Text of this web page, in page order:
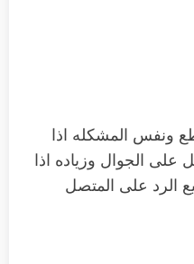
ونفس المشكله اذا
الجوال وزياده اذا
الرد على المتصل